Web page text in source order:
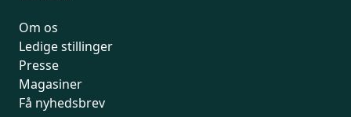
Om os
Ledige stillinger
Presse
Magasiner
Få nyhedsbrev